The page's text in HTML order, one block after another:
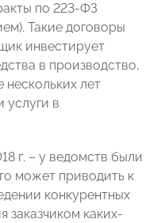
по 223-ФЗ
Такие договоры
инвестирует
в производство,
нескольких лет
услуги в
г. – у ведомств были
может приводить к
конкурентных
заказчиком каких-